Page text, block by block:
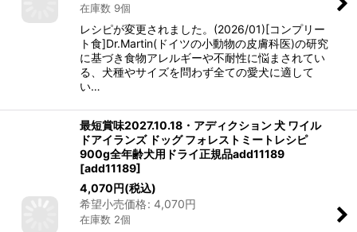
在庫数 9個
レシピが変更されました。(2026/01)[コンプリー
ト食]Dr.Martin(ドイツの小動物の皮膚科医)の研究
に基づき食物アレルギーや不耐性に悩まされてい
る、犬種やサイズを問わず全ての愛犬に適して
い…
最短賞味2027.10.18・アディクション 犬 ワイル
ドアイランズ ドッグ フォレストミートレシピ
900g全年齢犬用ドライ正規品add11189
[add11189]
4,070円(税込)
希望小売価格: 4,070円
在庫数 2個